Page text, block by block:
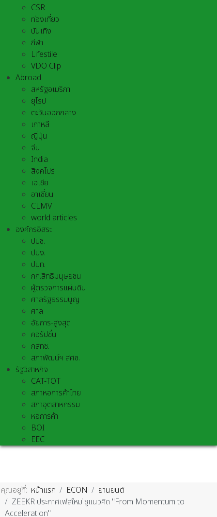
CSR
ท่องเที่ยว
บันเทิง
กีฬา
Lifestile
VDO Clip
Abroad
สหรัฐอเมริกา
ยุโรป
ตะวันออกกลาง
เกาหลี
ญี่ปุ่น
จีน
India
สิงคโปร์
เอเชีย
อาเชี่ยน
CLMV
world articles
องค์กรอิสระ
ปปช.
ปปง.
ปปท.
กก.สิทธิมนุษยชน
ผู้ตรวจการแผ่นดิน
ศาลรัฐธรรมนูญ
ศาล
อัยการ-สูงสุด
คอรัปชั่น
กสทช.
สภาพัฒน์ฯ สศช.
รัฐวิสาหกิจ
CAT-TOT
สภาหอการค้าไทย
สภาอุตสาหกรรม
หอการค้า
BOI
EEC
คุณอยู่ที่: หน้าแรก ECON
ยานยนต์
ZEEKR ประกาศเฟสใหม่ ชูแนวคิด "From Momentum to
Acceleration"